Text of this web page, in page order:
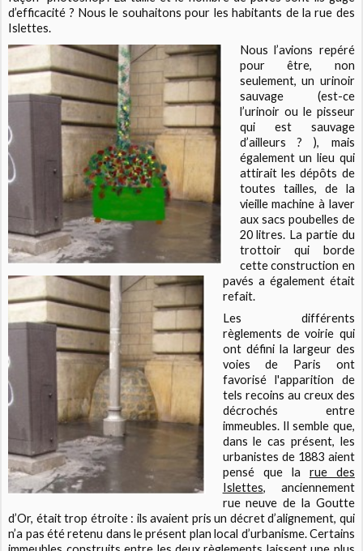
d’efficacité ? Nous le souhaitons pour les habitants de la rue des
Islettes.
Nous l’avions repéré
pour être, non
seulement, un urinoir
sauvage (est-ce
l’urinoir ou le pisseur
qui est sauvage
d’ailleurs ? ), mais
également un lieu qui
attirait les dépôts de
toutes tailles, de la
vieille machine à laver
aux sacs poubelles de
20 litres. La partie du
trottoir qui borde
cette construction en
pavés a également était
refait.
Les différents
règlements de voirie qui
ont défini la largeur des
voies de Paris ont
favorisé l'apparition de
tels recoins au creux des
décrochés entre
immeubles. Il semble que,
dans le cas présent, les
urbanistes de 1883 aient
pensé que la rue des
Islettes, anciennement
rue neuve de la Goutte
d’Or, était trop étroite : ils avaient pris un décret d’alignement, qui
n’a pas été retenu dans le présent plan local d’urbanisme. Certains